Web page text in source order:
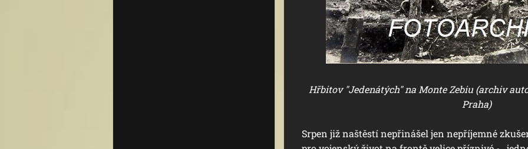
Hřbitov "Jedenátých" na Monte Zebiu (archiv
Praha)
Srpen již naštěstí nepřinášel jen nepříjemné